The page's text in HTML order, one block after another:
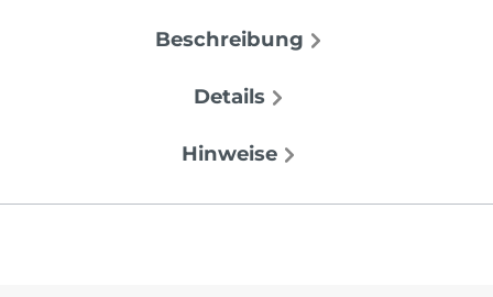
Beschreibung
Details
Hinweise